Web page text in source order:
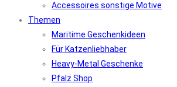
Accessoires sonstige Motive
Themen
Maritime Geschenkideen
Für Katzenliebhaber
Heavy-Metal Geschenke
Pfalz Shop